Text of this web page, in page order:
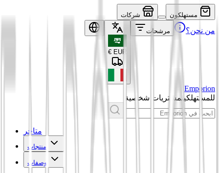
مستهلكون شركات
من نحن؟ مرشحات
EUR
€
Emporion
للمستهلكينمشتريات شخصية
متاجر
منتجات
وصفات